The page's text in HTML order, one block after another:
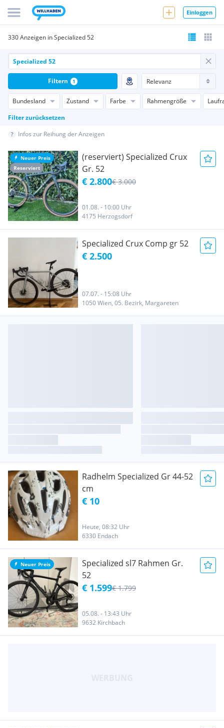
Einloggen
330 Anzeigen in Specialized 52
Bundesland Zustand Farbe Rahmengröße
Filter zurücksetzen
Filtern 1
Infos zur Reihung der Anzeigen
Neuer Preis
Reserviert
(reserviert) Specialized Crux
Gr. 52
€ 2.800€ 3.000
01.08. - 10:00 Uhr
4175 Herzogsdorf
Specialized Crux Comp gr 52
€ 2.500
07.07. - 15:08 Uhr
1050 Wien, 05. Bezirk, Margareten
Radhelm Specialized Gr 44-52
cm
€ 10
Heute, 08:32 Uhr
6330 Endach
Neuer Preis
Specialized sl7 Rahmen Gr.
52
€ 1.599€ 1.799
05.08. - 13:43 Uhr
9632 Kirchbach